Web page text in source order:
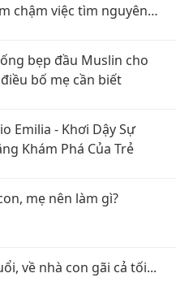
chậm việc tìm nguyên
bẹp đầu Muslin cho
bố mẹ cần biết
Emilia - Khơi Dậy Sự
Khám Phá Của Trẻ
mẹ nên làm gì?
về nhà con gãi cả tối...